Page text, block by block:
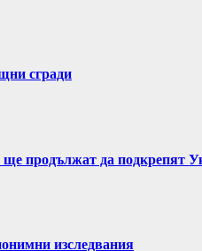
сгради
продължат да подкрепят
изследвания